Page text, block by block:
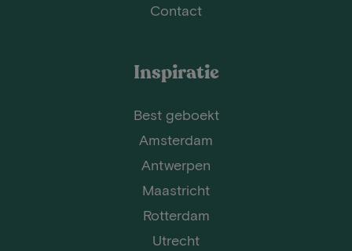
Contact
Inspiratie
Best geboekt
Amsterdam
Antwerpen
Maastricht
Rotterdam
Utrecht